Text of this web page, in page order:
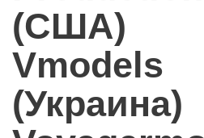
(США)
Vmodels
(Украина)